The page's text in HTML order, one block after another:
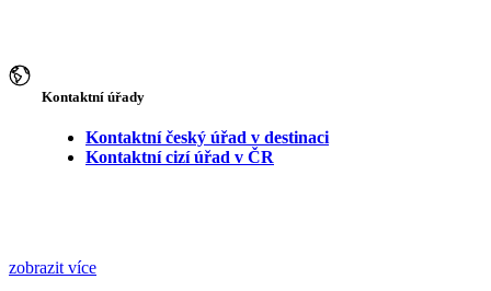
Kontaktní úřady
Kontaktní český úřad v destinaci
Kontaktní cizí úřad v ČR
zobrazit více